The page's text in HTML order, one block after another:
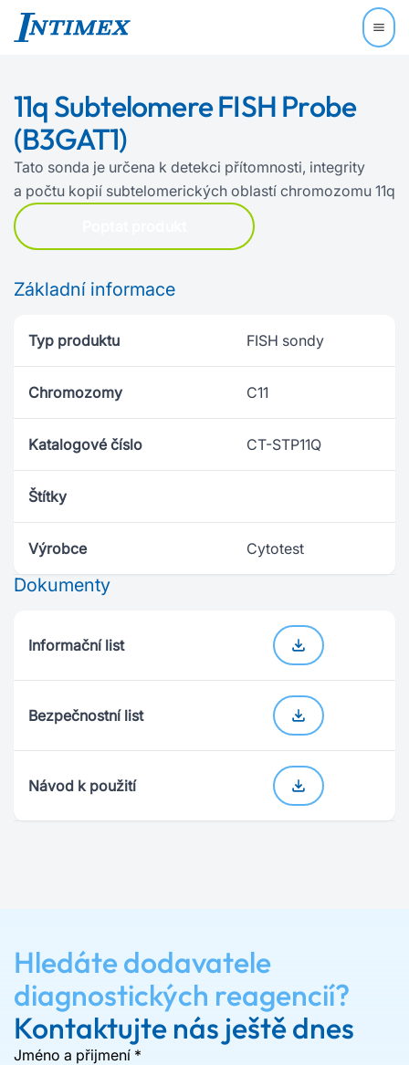
11q Subtelomere FISH Probe
(B3GAT1)
Tato sonda je určena k detekci přítomnosti, integrity
a počtu kopií subtelomerických oblastí chromozomu 11q
Základní informace
Typ produktu FISH sondy
Chromozomy C11
Katalogové číslo CT-STP11Q
Štítky
Výrobce Cytotest
Dokumenty
Informační list
Bezpečnostní list
Návod k použití
Hledáte dodavatele
diagnostických reagencií?
Kontaktujte nás ještě dnes
Jméno a přijmení *